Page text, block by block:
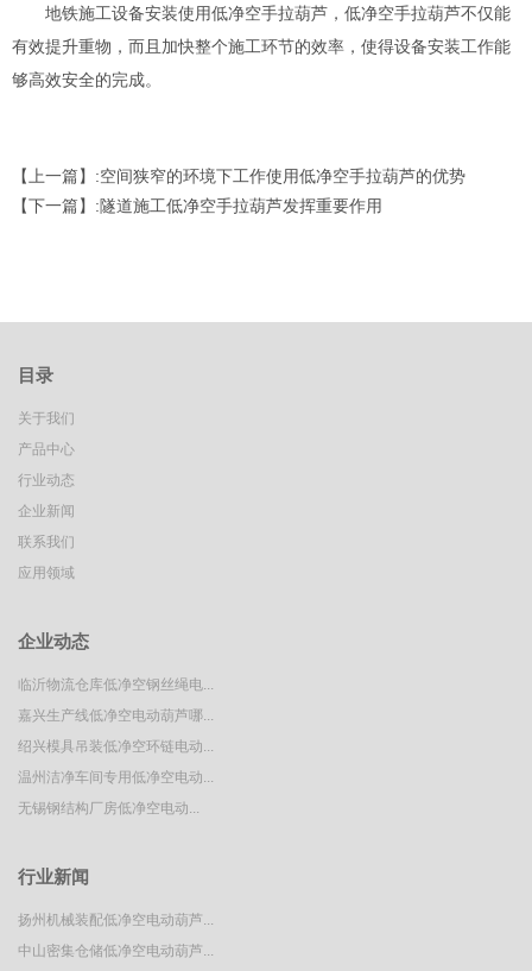
地铁施工设备安装使用低净空手拉葫芦，低净空手拉葫芦不仅能
有效提升重物，而且加快整个施工环节的效率，使得设备安装工作能
够高效安全的完成。
【上一篇】:空间狭窄的环境下工作使用低净空手拉葫芦的优势
【下一篇】:隧道施工低净空手拉葫芦发挥重要作用
目录
关于我们
产品中心
行业动态
企业新闻
联系我们
应用领域
企业动态
临沂物流仓库低净空钢丝绳电...
嘉兴生产线低净空电动葫芦哪...
绍兴模具吊装低净空环链电动...
温州洁净车间专用低净空电动...
​无锡钢结构厂房低净空电动...
行业新闻
扬州机械装配低净空电动葫芦...
中山密集仓储低净空电动葫芦...